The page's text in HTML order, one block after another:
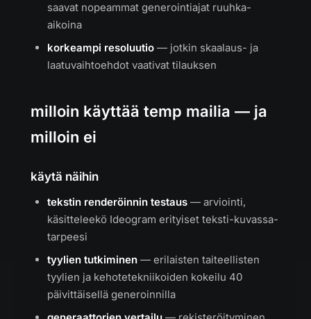
saavat nopeammat generointiajat ruuhka-
aikoina
korkeampi resoluutio — jotkin skaalaus- ja
laatuvaihtoehdot vaativat tilauksen
milloin käyttää temp mailia — ja
milloin ei
käytä näihin
tekstin renderöinnin testaus — arviointi,
käsitteleekö Ideogram erityiset teksti-kuvassa-
tarpeesi
tyylien tutkiminen — erilaisten taiteellisten
tyylien ja kehotetekniikoiden kokeilu 40
päivittäisellä generoinnilla